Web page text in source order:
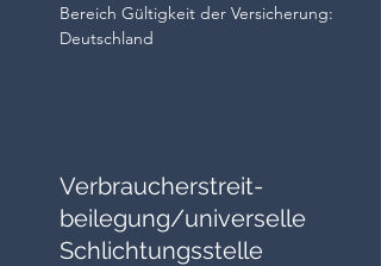
Bereich ​​Gültigkeit der Versicherung:
Deutschland
Verbraucherstreit-
beilegung/universelle
Schlichtungsstelle